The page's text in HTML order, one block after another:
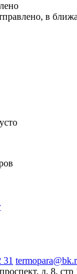
в
31
д. 8, стр